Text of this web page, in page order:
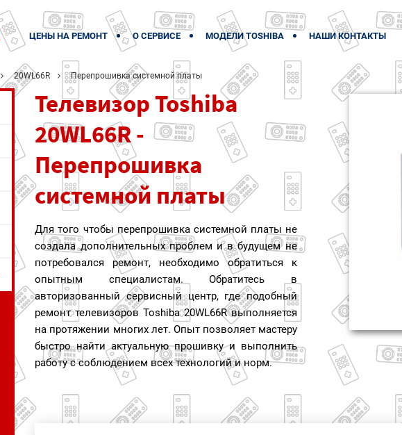
ЦЕНЫ НА РЕМОНТ О СЕРВИСЕ МОДЕЛИ TOSHIBA НАШИ КОНТАКТЫ
20WL66R Перепрошивка системной платы
Телевизор Toshiba
20WL66R -
Перепрошивка
системной платы
Для того чтобы перепрошивка системной платы не
создала дополнительных проблем и в будущем не
потребовался ремонт, необходимо обратиться к
опытным специалистам. Обратитесь в
авторизованный сервисный центр, где подобный
ремонт телевизоров Toshiba 20WL66R выполняется
на протяжении многих лет. Опыт позволяет мастеру
быстро найти актуальную прошивку и выполнить
работу с соблюдением всех технологий и норм.